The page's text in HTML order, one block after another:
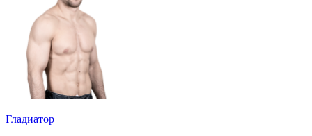
Гладиатор